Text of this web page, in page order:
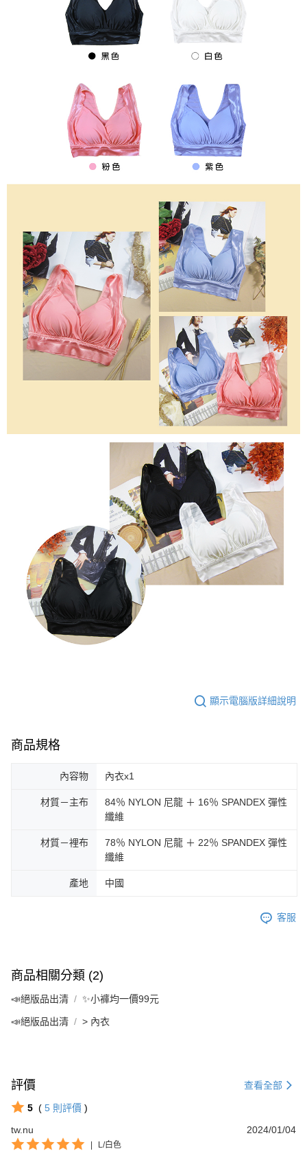
顯示電腦版詳細說明
商品規格
內容物 內衣x1
材質－主布
84％ NYLON 尼龍 ＋ 16％ SPANDEX 彈性
纖維
材質－裡布
78％ NYLON 尼龍 ＋ 22％ SPANDEX 彈性
纖維
產地 中國
客服
商品相關分類 (2)
📣絕版品出清 ✨小褲均一價99元
📣絕版品出清 > 內衣
評價 查看全部
5 ( 5 則評價 )
tw.nu
2024/01/04
L/白色